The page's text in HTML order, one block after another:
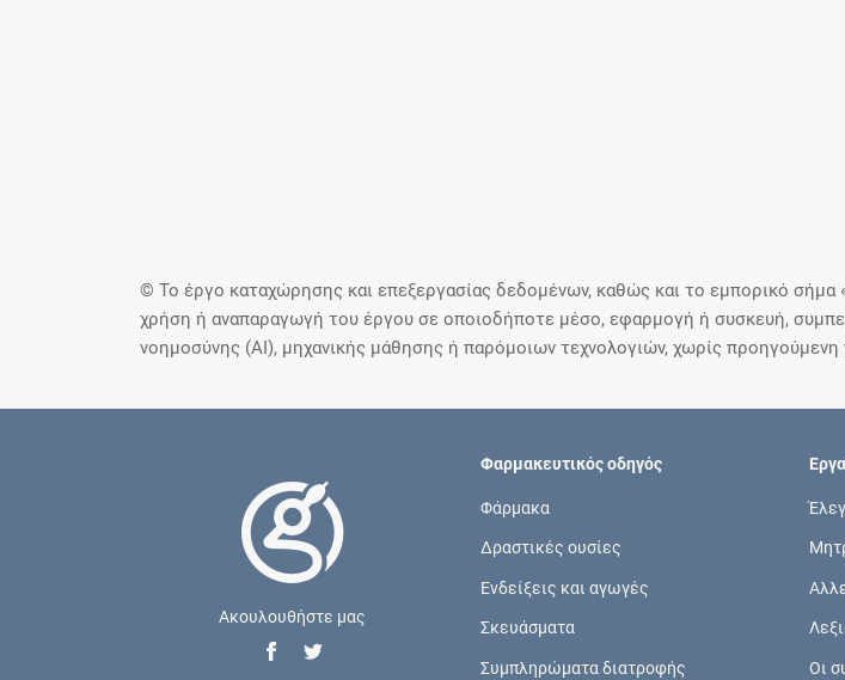
© Το έργο καταχώρησης και επεξεργασίας δεδομένων, καθώς και το εμπορικό σήμα
χρήση ή αναπαραγωγή του έργου σε οποιοδήποτε μέσο, εφαρμογή ή συσκευή,
νοημοσύνης (AI), μηχανικής μάθησης ή παρόμοιων τεχνολογιών, χωρίς προηγούμενη
Ακουλουθήστε μας
Φαρμακευτικός οδηγός
Φάρμακα
Δραστικές ουσίες
Ενδείξεις και αγωγές
Σκευάσματα
Συμπληρώματα διατροφής Οι